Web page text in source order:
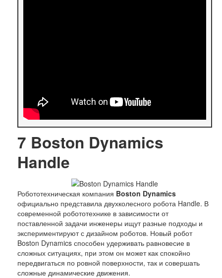
7 Boston Dynamics
Handle
Робототехническая компания Boston Dynamics
официально представила двухколесного робота Handle. В
современной робототехнике в зависимости от
поставленной задачи инженеры ищут разные подходы и
экспериментируют с дизайном роботов. Новый робот
Boston Dynamics способен удерживать равновесие в
сложных ситуациях, при этом он может как спокойно
передвигаться по ровной поверхности, так и совершать
сложные динамические движения.